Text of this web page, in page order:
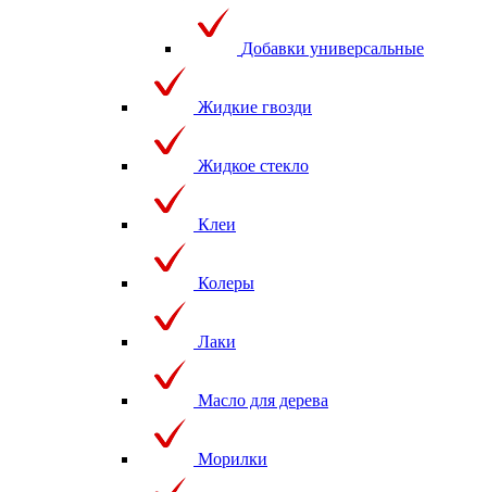
Добавки универсальные
Жидкие гвозди
Жидкое стекло
Клеи
Колеры
Лаки
Масло для дерева
Морилки